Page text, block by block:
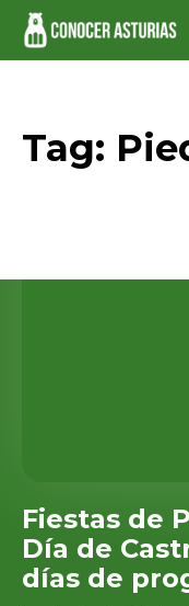
Tag:
Fiestas de
Día de
días de